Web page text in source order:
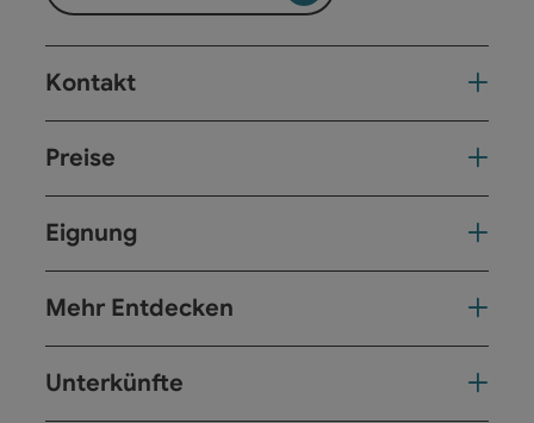
Kontakt
Preise
Eignung
Mehr Entdecken
Unterkünfte